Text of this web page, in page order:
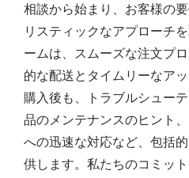
相談から始まり、お客様の
リスティックなアプローチ
ームは、スムーズな注文プ
的な配送とタイムリーなア
購入後も、トラブルシュー
品のメンテナンスのヒント
への迅速な対応など、包括
供します。私たちのコミッ